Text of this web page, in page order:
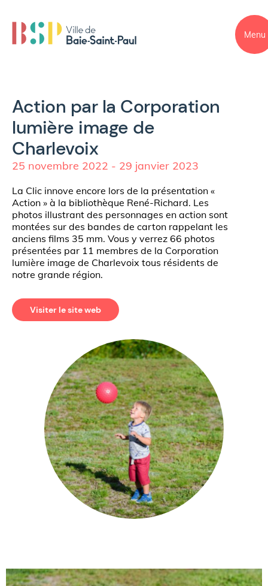
Menu
Action par la Corporation
lumière image de
Charlevoix
25 novembre 2022 - 29 janvier 2023
La Clic innove encore lors de la présentation «
Action » à la bibliothèque René-Richard. Les
photos illustrant des personnages en action sont
montées sur des bandes de carton rappelant les
anciens films 35 mm. Vous y verrez 66 photos
présentées par 11 membres de la Corporation
lumière image de Charlevoix tous résidents de
notre grande région.
Visiter le site web